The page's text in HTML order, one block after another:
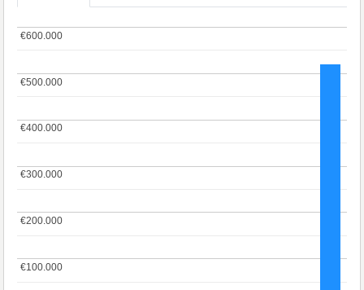
€100.000
€100.000
€200.000
€200.000
€300.000
€300.000
€400.000
€400.000
€500.000
€500.000
€600.000
€600.000